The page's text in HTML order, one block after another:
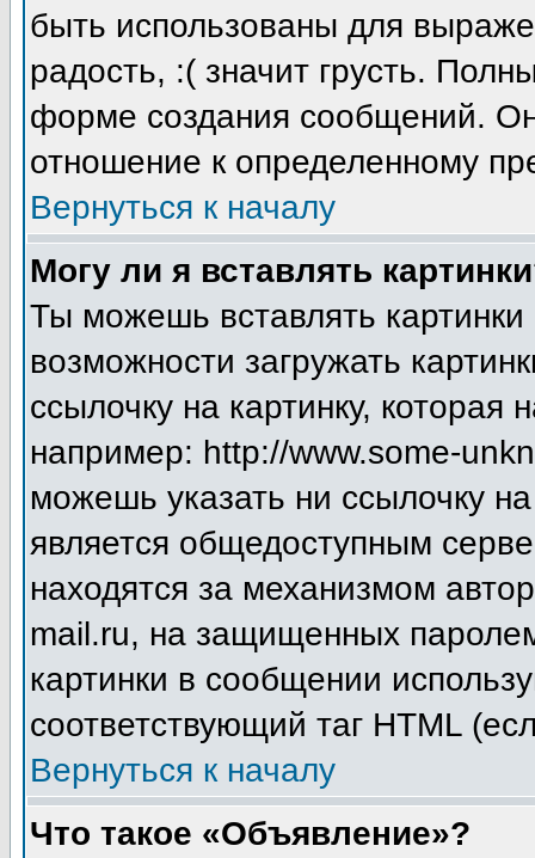
быть использованы для
радость, :( значит грусть.
форме создания сообщений.
отношение к определенному
Вернуться к началу
Могу ли я вставлять
Ты можешь вставлять
возможности загружать
ссылочку на картинку,
например: http://www.some-
можешь указать ни ссылочку
является общедоступным
находятся за механизмом
mail.ru, на защищенных
картинки в сообщении
соответствующий таг HTML
Вернуться к началу
Что такое «Объявление»?